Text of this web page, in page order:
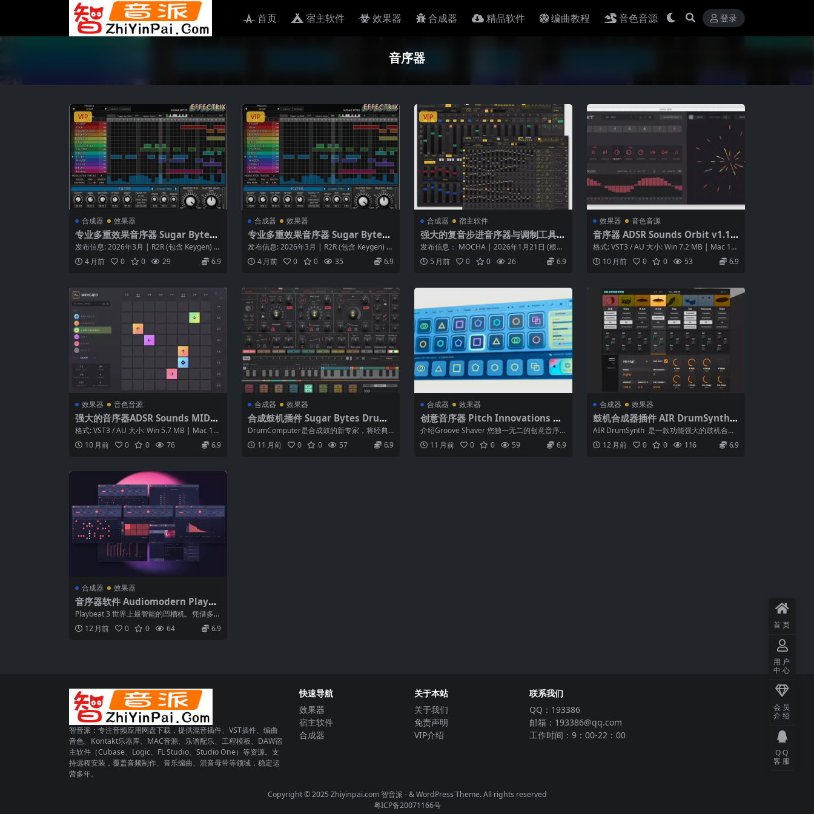
首页 宿主软件 效果器 合成器 精品软件 编曲教程 音色音源 登录
音序器
VIP
合成器 效果器
专业多重效果音序器 Sugar Bytes
Effectrix v1.4.8 (WiN and macO
S)
发布信息: 2026年3月 | R2R (包含 Keygen) 软
件类型: 专业...
4 月前 0 0 29 6.9
VIP
合成器 效果器
专业多重效果音序器 Sugar Bytes
Effectrix v1.4.8 (WiN and macO
S)
发布信息: 2026年3月 | R2R (包含 Keygen) 软
件类型: 专业...
4 月前 0 0 35 6.9
VIP
合成器 宿主软件
强大的复音步进音序器与调制工具 –
Devicemeister StepicVST & Ste
pic4Live v1.6.0 (含注册机-MOCH
A)
发布信息： MOCHA | 2026年1月21日 (根据
上下文推断) 版本： v...
5 月前 0 0 26 6.9
效果器 音色音源
音序器 ADSR Sounds Orbit v1.1.0
Incl Keygen OSX-MOCHA
格式: VST3 / AU 大小: Win 7.2 MB | Mac 17.
3 ...
10 月前 0 0 53 6.9
效果器 音色音源
强大的音序器ADSR Sounds MIDIG
RiD v1.0.0 Incl. Keygen [WiN/OS
X]
格式: VST3 / AU 大小: Win 5.7 MB | Mac 14.
8 ...
10 月前 0 0 76 6.9
合成器 效果器
合成鼓机插件 Sugar Bytes Drum
Computer v1.3.6 WiN MAC
DrumComputer是合成鼓的新专家，将经典
和现代合成与灵活的调制和豪华测序...
11 月前 0 0 57 6.9
合成器 效果器
创意音序器 Pitch Innovations Rh
ythm Box v1.0.3 WiN
介绍Groove Shaver 您独一无二的创意音序
器，用于即时节奏！ 生成迷人...
11 月前 0 0 59 6.9
合成器 效果器
鼓机合成器插件 AIR DrumSynth v
1.2.1.14 WiN
AIR DrumSynth 是一款功能强大的鼓机合成
器，支持 10 种鼓音色合...
12 月前 0 0 116 6.9
合成器 效果器
音序器软件 Audiomodern Playbe
at v4.0.8 Mac WiN
Playbeat 3 世界上最智能的凹槽机。凭借多达
八个完全独立的音序器，可以结...
12 月前 0 0 64 6.9
智音派：专注音频应用网盘下载，提供混音插件、VST插件、编曲
音色、Kontakt乐器库、MAC音源、乐谱配乐、工程模板、DAW宿
主软件（Cubase、Logic、FL Studio、Studio One）等资源。支
持远程安装，覆盖音频制作、音乐编曲、混音母带等领域，稳定运
营多年。
快速导航
效果器
宿主软件
合成器
关于本站
关于我们
免责声明
VIP介绍
联系我们
QQ：193386
邮箱：193386@qq.com
工作时间：9：00-22：00
Copyright © 2025 Zhiyinpai.com智音派 - & WordPress Theme. All rights reserved
粤ICP备20071166号
首页
用户
中心
会员
介绍
QQ
客服